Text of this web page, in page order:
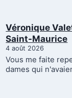
Véronique
Saint-Maurice
4 août 2026
Vous me faite
dames qui